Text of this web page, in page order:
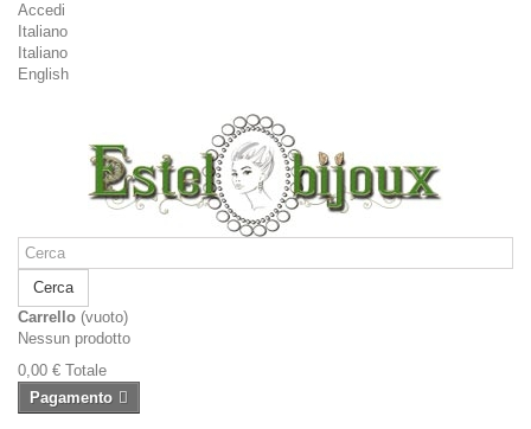
Accedi
Italiano
Italiano
English
Cerca
Carrello (vuoto)
Nessun prodotto
0,00 € Totale
Pagamento